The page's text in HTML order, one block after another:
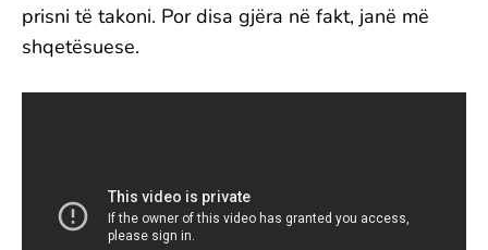
prisni të takoni. Por disa gjëra në fakt, janë më
shqetësuese.